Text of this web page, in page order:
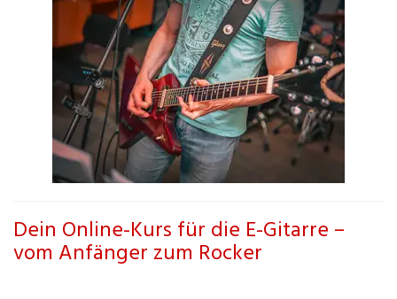
Dein Online-Kurs für die E-Gitarre –
vom Anfänger zum Rocker